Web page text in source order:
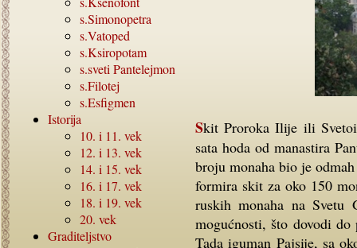
s.Simonopetra
s.Vatoped
s.Ksiropotam
s.sveti Pantelejmon
s.Filotej
s.Esfigmen
Istorija
10. i 11. vek
12. i 13. vek
14. i 15. vek
16. i 17. vek
18. i 19. vek
20. vek
Graditeljstvo
Skit Proroka Ilije ili Svetoilinski skit udaljen je oko sat hoda od Kareje ili pola
sata hoda od manastira
broju monaha bio je
formira skit za oko 150
ruskih monaha na Svetu
mogućnosti, što dovodi do
Tada iguman Pajsije, sa